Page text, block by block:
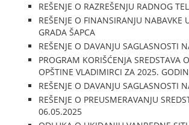
REŠENJE O RAZREŠENJU RADNOG
REŠENJE O FINANSIRANJU
GRADA ŠAPCA
REŠENJE O DAVANJU SAGLASNOSTI
PROGRAM KORIŠĆENJA SREDSTAVA
OPŠTINE VLADIMIRCI ZA 2025.
REŠENJE O DAVANJU
REŠENJE O PREUSMERAVANJU
06.05.2025